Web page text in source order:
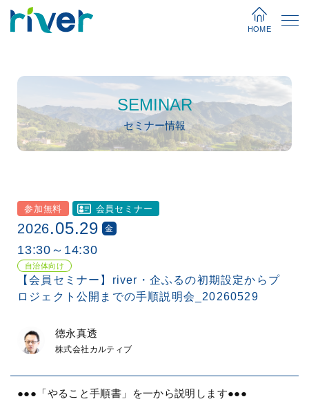
HOME
SEMINAR
セミナー情報
参加無料 会員セミナー
2026.05.29 金
13:30～14:30
自治体向け
【会員セミナー】river・企ふるの初期設定からプ
ロジェクト公開までの手順説明会_20260529
徳永真透
株式会社カルティブ
●●●「やること手順書」を一から説明します●●●